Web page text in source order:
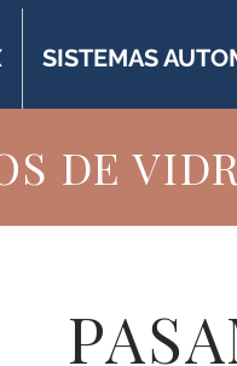
SISTEMAS
DE